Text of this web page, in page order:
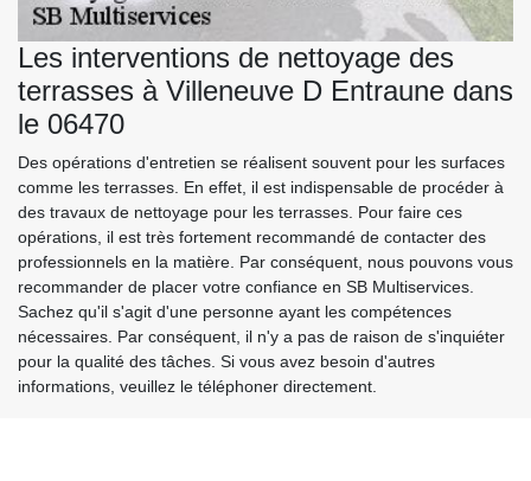
Les interventions de nettoyage des
terrasses à Villeneuve D Entraune dans
le 06470
Des opérations d'entretien se réalisent souvent pour les surfaces
comme les terrasses. En effet, il est indispensable de procéder à
des travaux de nettoyage pour les terrasses. Pour faire ces
opérations, il est très fortement recommandé de contacter des
professionnels en la matière. Par conséquent, nous pouvons vous
recommander de placer votre confiance en SB Multiservices.
Sachez qu'il s'agit d'une personne ayant les compétences
nécessaires. Par conséquent, il n'y a pas de raison de s'inquiéter
pour la qualité des tâches. Si vous avez besoin d'autres
informations, veuillez le téléphoner directement.